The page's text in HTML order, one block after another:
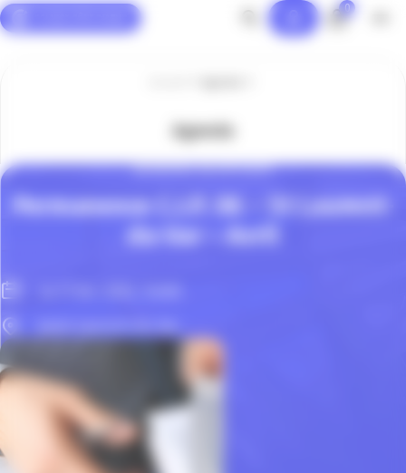
0
Agenda
ENTREPRISE EN DIFFICULTÉ
Permanence C.I.P. 06 – St Laurent-
du-Var – Avril
Saint-Laurent-du-Var
Panneau de gestion des cookies